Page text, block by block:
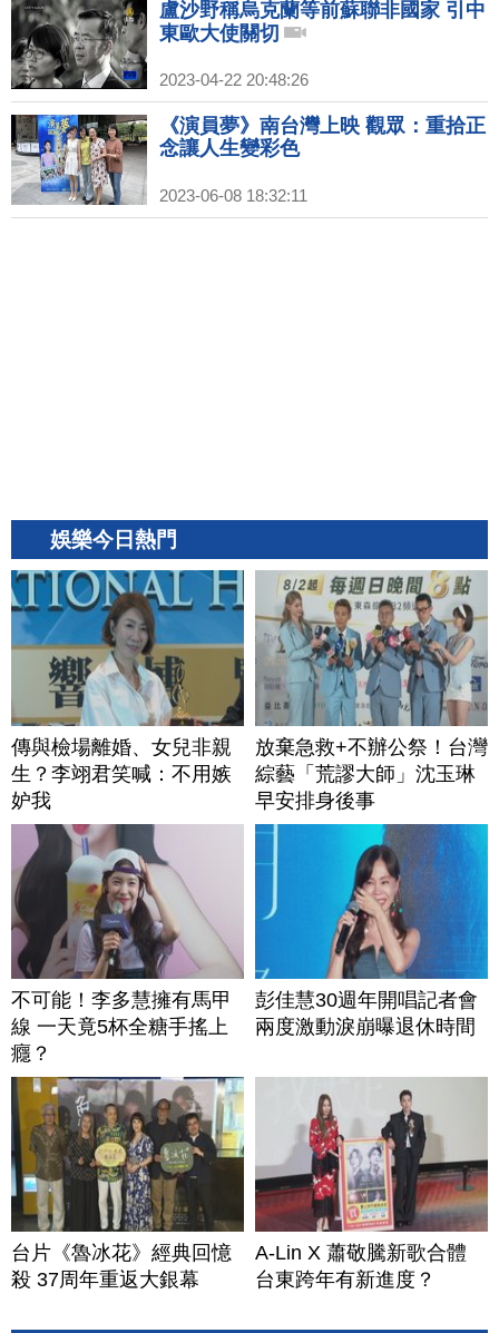
盧沙野稱烏克蘭等前蘇聯非國家 引中
東歐大使關切
2023-04-22 20:48:26
《演員夢》南台灣上映 觀眾：重拾正
念讓人生變彩色
2023-06-08 18:32:11
娛樂今日熱門
傳與檢場離婚、女兒非親
生？李翊君笑喊：不用嫉
妒我
放棄急救+不辦公祭！台灣
綜藝「荒謬大師」沈玉琳
早安排身後事
不可能！李多慧擁有馬甲
線 一天竟5杯全糖手搖上
癮？
彭佳慧30週年開唱記者會
兩度激動淚崩曝退休時間
台片《魯冰花》經典回憶
殺 37周年重返大銀幕
A-Lin X 蕭敬騰新歌合體
台東跨年有新進度？